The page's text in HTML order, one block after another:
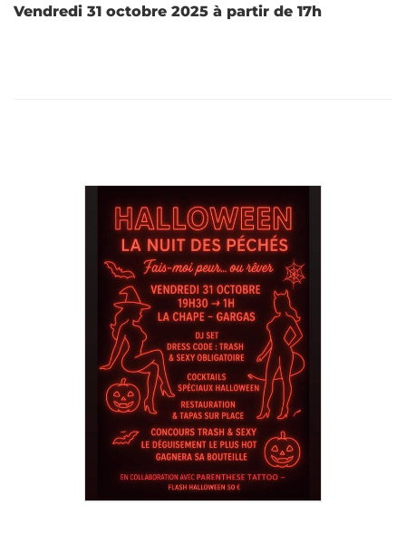
Vendredi 31 octobre 2025 à partir de 17h